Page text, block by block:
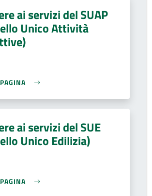
ai servizi del SUAP
Unico Attività
ai servizi del SUE
Unico Edilizia)